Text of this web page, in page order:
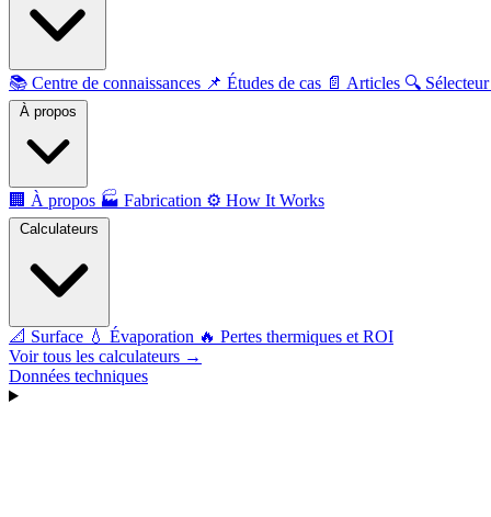
📚 Centre de connaissances 📌 Études de cas 📄 Articles 🔍
🏢 À propos 🏭 Fabrication ⚙️ How It Works
📐 Surface 💧 Évaporation 🔥 Pertes thermiques et ROI
Voir tous les calculateurs →
Données techniques